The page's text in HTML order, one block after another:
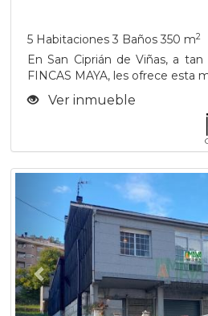
5 Habitaciones 3 Baños 350 m2
En San Ciprián de Viñas, a
FINCAS MAYA, les ofrece esta
Ver inmueble
Previous